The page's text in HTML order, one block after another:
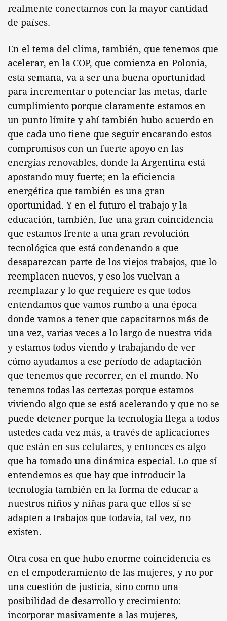
realmente conectarnos con la mayor cantidad
de países.
En el tema del clima, también, que tenemos que
acelerar, en la COP, que comienza en Polonia,
esta semana, va a ser una buena oportunidad
para incrementar o potenciar las metas, darle
cumplimiento porque claramente estamos en
un punto límite y ahí también hubo acuerdo en
que cada uno tiene que seguir encarando estos
compromisos con un fuerte apoyo en las
energías renovables, donde la Argentina está
apostando muy fuerte; en la eficiencia
energética que también es una gran
oportunidad. Y en el futuro el trabajo y la
educación, también, fue una gran coincidencia
que estamos frente a una gran revolución
tecnológica que está condenando a que
desaparezcan parte de los viejos trabajos, que lo
reemplacen nuevos, y eso los vuelvan a
reemplazar y lo que requiere es que todos
entendamos que vamos rumbo a una época
donde vamos a tener que capacitarnos más de
una vez, varias veces a lo largo de nuestra vida
y estamos todos viendo y trabajando de ver
cómo ayudamos a ese período de adaptación
que tenemos que recorrer, en el mundo. No
tenemos todas las certezas porque estamos
viviendo algo que se está acelerando y que no se
puede detener porque la tecnología llega a todos
ustedes cada vez más, a través de aplicaciones
que están en sus celulares, y entonces es algo
que ha tomado una dinámica especial. Lo que sí
entendemos es que hay que introducir la
tecnología también en la forma de educar a
nuestros niños y niñas para que ellos sí se
adapten a trabajos que todavía, tal vez, no
existen.
Otra cosa en que hubo enorme coincidencia es
en el empoderamiento de las mujeres, y no por
una cuestión de justicia, sino como una
posibilidad de desarrollo y crecimiento:
incorporar masivamente a las mujeres,